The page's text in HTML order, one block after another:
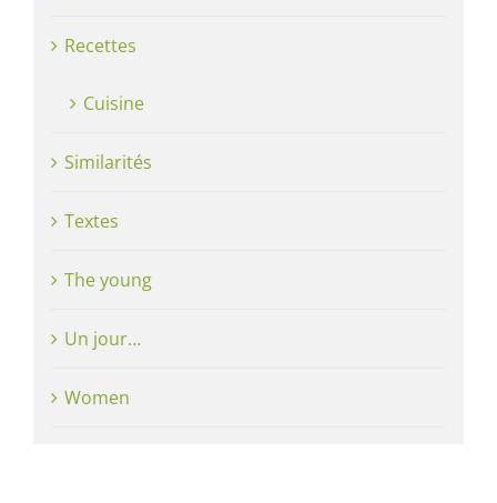
Recettes
Cuisine
Similarités
Textes
The young
Un jour…
Women